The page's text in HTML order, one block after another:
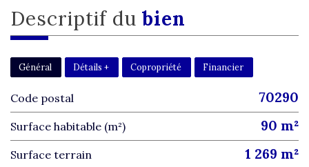
descriptif du bien
Général Détails + Copropriété Financier
Code postal 70290
Surface habitable (m²) 90 m²
surface terrain 1 269 m²